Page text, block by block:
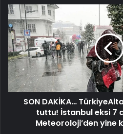
SON
DAKİKA…
TürkiyeAltay
soğukları
ile
buz
tuttu!
İstanbul
eksi
SON DAKİKA…
tuttu! İstanbul eksi 7
Meteoroloji’den yine